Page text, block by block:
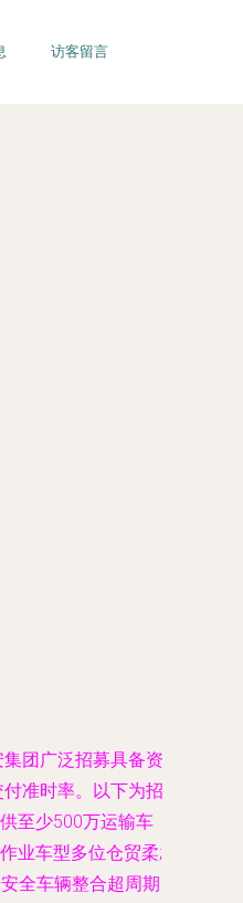
访客留言
团广泛招募具备资
准时率。以下为招
至少500万运输车
业车型多位仓贸柔;
全车辆整合超周期